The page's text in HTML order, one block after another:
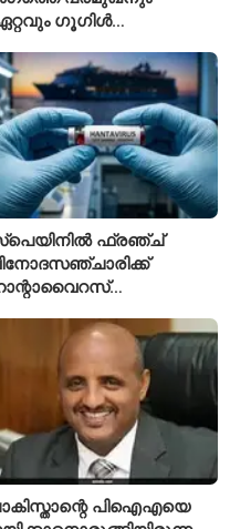
ഗൂഗിൾ
രാജിവെച്ചു
ഫ്രഞ്ച്
പിഐഎയെ